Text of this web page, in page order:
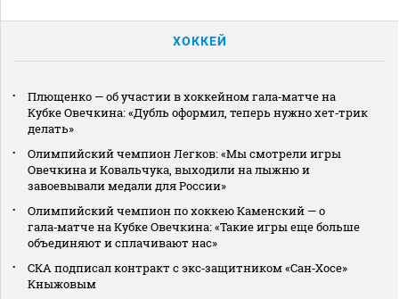
ХОККЕЙ
Плющенко — об участии в хоккейном гала‑матче на
Кубке Овечкина: «Дубль оформил, теперь нужно хет‑трик
делать»
Олимпийский чемпион Легков: «Мы смотрели игры
Овечкина и Ковальчука, выходили на лыжню и
завоевывали медали для России»
Олимпийский чемпион по хоккею Каменский — о
гала‑матче на Кубке Овечкина: «Такие игры еще больше
объединяют и сплачивают нас»
СКА подписал контракт с экс‑защитником «Сан‑Хосе»
Кныжовым